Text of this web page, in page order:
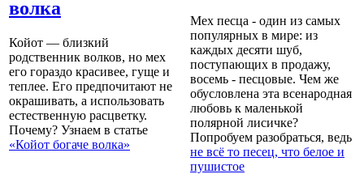
волка
Койот — близкий
родственник волков, но мех
его гораздо красивее, гуще и
теплее. Его предпочитают не
окрашивать, а использовать
естественную расцветку.
Почему? Узнаем в статье
«Койот богаче волка»
Мех песца - один из самых
популярных в мире: из
каждых десяти шуб,
поступающих в продажу,
восемь - песцовые. Чем же
обусловлена эта всенародная
любовь к маленькой
полярной лисичке?
Попробуем разобраться, ведь
не всё то песец, что белое и
пушистое